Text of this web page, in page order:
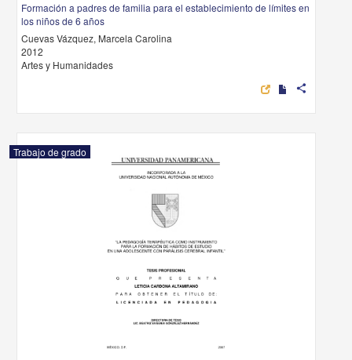
Formación a padres de familia para el establecimiento de límites en
los niños de 6 años
Cuevas Vázquez, Marcela Carolina
2012
Artes y Humanidades
share
Trabajo de grado